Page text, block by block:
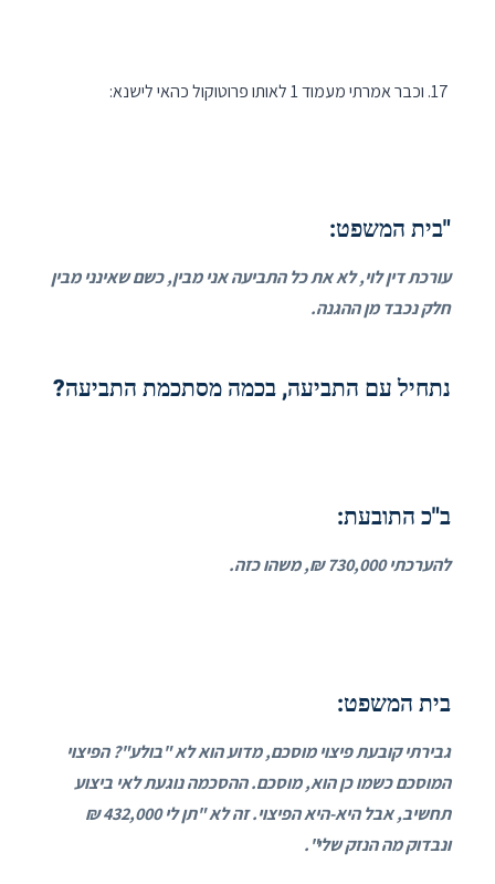
וכבר אמרתי מעמוד 1 לאותו פרוטוקול כהאי לישנא:
"בית המשפט:
עורכת דין לוי, לא את כל התביעה אני מבין, כשם שאינני מבין
חלק נכבד מן ההגנה.
נתחיל עם התביעה, בכמה מסתכמת התביעה?
ב"כ התובעת:
להערכתי 730,000 ₪, משהו כזה.
בית המשפט:
גבירתי קובעת פיצוי מוסכם, מדוע הוא לא "בולע"? הפיצוי
המוסכם כשמו כן הוא, מוסכם. ההסכמה נוגעת לאי ביצוע
תחשיב, אבל היא-היא הפיצוי. זה לא "תן לי 432,000 ₪
ונבדוק מה הנזק שלי".